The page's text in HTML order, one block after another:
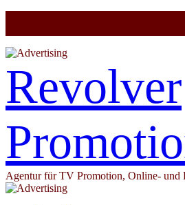
Revolver
Agentur für TV Promotion, Online- und